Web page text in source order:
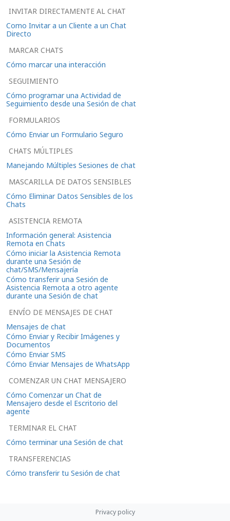
INVITAR DIRECTAMENTE AL CHAT
Como Invitar a un Cliente a un Chat
Directo
MARCAR CHATS
Cómo marcar una interacción
SEGUIMIENTO
Cómo programar una Actividad de
Seguimiento desde una Sesión de chat
FORMULARIOS
Cómo Enviar un Formulario Seguro
CHATS MÚLTIPLES
Manejando Múltiples Sesiones de chat
MASCARILLA DE DATOS SENSIBLES
Cómo Eliminar Datos Sensibles de los
Chats
ASISTENCIA REMOTA
Información general: Asistencia
Remota en Chats
Cómo iniciar la Asistencia Remota
durante una Sesión de
chat/SMS/Mensajería
Cómo transferir una Sesión de
Asistencia Remota a otro agente
durante una Sesión de chat
ENVÍO DE MENSAJES DE CHAT
Mensajes de chat
Cómo Enviar y Recibir Imágenes y
Documentos
Cómo Enviar SMS
Cómo Enviar Mensajes de WhatsApp
COMENZAR UN CHAT MENSAJERO
Cómo Comenzar un Chat de
Mensajero desde el Escritorio del
agente
TERMINAR EL CHAT
Cómo terminar una Sesión de chat
TRANSFERENCIAS
Cómo transferir tu Sesión de chat
Privacy policy